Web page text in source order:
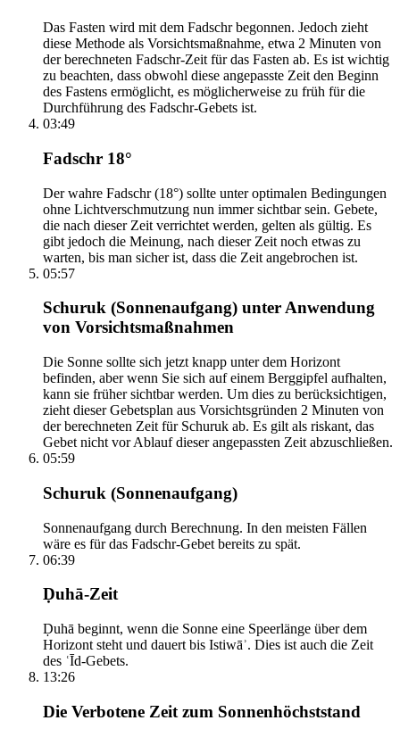
Das Fasten wird mit dem Fadschr begonnen. Jedoch zieht
diese Methode als Vorsichtsmaßnahme, etwa 2 Minuten von
der berechneten Fadschr-Zeit für das Fasten ab. Es ist wichtig
zu beachten, dass obwohl diese angepasste Zeit den Beginn
des Fastens ermöglicht, es möglicherweise zu früh für die
Durchführung des Fadschr-Gebets ist.
03:49
Fadschr 18°
Der wahre Fadschr (18°) sollte unter optimalen Bedingungen
ohne Lichtverschmutzung nun immer sichtbar sein. Gebete,
die nach dieser Zeit verrichtet werden, gelten als gültig. Es
gibt jedoch die Meinung, nach dieser Zeit noch etwas zu
warten, bis man sicher ist, dass die Zeit angebrochen ist.
05:57
Schuruk (Sonnenaufgang) unter Anwendung
von Vorsichtsmaßnahmen
Die Sonne sollte sich jetzt knapp unter dem Horizont
befinden, aber wenn Sie sich auf einem Berggipfel aufhalten,
kann sie früher sichtbar werden. Um dies zu berücksichtigen,
zieht dieser Gebetsplan aus Vorsichtsgründen 2 Minuten von
der berechneten Zeit für Schuruk ab. Es gilt als riskant, das
Gebet nicht vor Ablauf dieser angepassten Zeit abzuschließen.
05:59
Schuruk (Sonnenaufgang)
Sonnenaufgang durch Berechnung. In den meisten Fällen
wäre es für das Fadschr-Gebet bereits zu spät.
06:39
Ḍuhā-Zeit
Ḍuhā beginnt, wenn die Sonne eine Speerlänge über dem
Horizont steht und dauert bis Istiwāʾ. Dies ist auch die Zeit
des ʿĪd-Gebets.
13:26
Die Verbotene Zeit zum Sonnenhöchststand